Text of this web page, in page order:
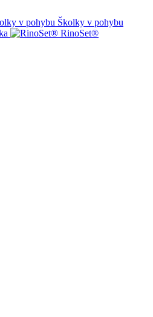
Školky v pohybu
RinoSet®